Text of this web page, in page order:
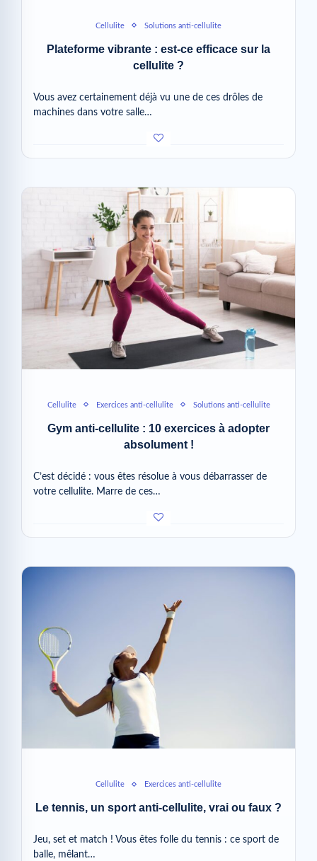
Cellulite Solutions anti-cellulite
Plateforme vibrante : est-ce efficace sur la
cellulite ?
Vous avez certainement déjà vu une de ces drôles de
machines dans votre salle…
Cellulite Exercices anti-cellulite Solutions anti-cellulite
Gym anti-cellulite : 10 exercices à adopter
absolument !
C’est décidé : vous êtes résolue à vous débarrasser de
votre cellulite. Marre de ces…
Cellulite Exercices anti-cellulite
Le tennis, un sport anti-cellulite, vrai ou faux ?
Jeu, set et match ! Vous êtes folle du tennis : ce sport de
balle, mêlant…